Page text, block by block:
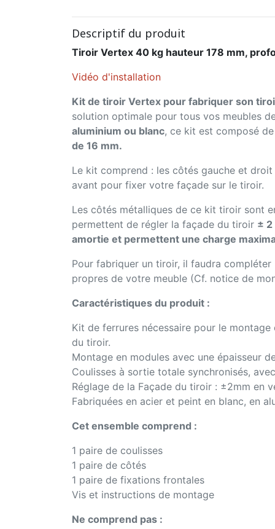
Descriptif du produit
Tiroir Vertex 40 kg hauteur 178 mm,
Vidéo d'installation
Kit de tiroir Vertex pour fabriquer son
solution optimale pour tous vos meubles
aluminium ou blanc, ce kit est composé
de 16 mm.
Le kit comprend : les côtés gauche et
avant pour fixer votre façade sur le tiroir.
Les côtés métalliques de ce kit tiroir sont
permettent de régler la façade du tiroir ±
amortie et permettent une charge
Pour fabriquer un tiroir, il faudra
propres de votre meuble (Cf. notice de
Caractéristiques du produit :
Kit de ferrures nécessaire pour le
du tiroir.
Montage en modules avec une épaisseur
Coulisses à sortie totale synchronisés,
Réglage de la Façade du tiroir : ±2mm en
Fabriquées en acier et peint en blanc, en
Cet ensemble comprend :
1 paire de coulisses
1 paire de côtés
1 paire de fixations frontales
Vis et instructions de montage
Ne comprend pas :